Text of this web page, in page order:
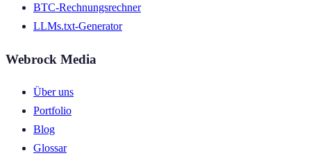
BTC-Rechnungsrechner
LLMs.txt-Generator
Webrock Media
Über uns
Portfolio
Blog
Glossar